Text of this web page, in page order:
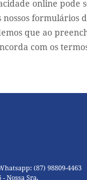
online pode
formulários
que ao
com os
(87) 98809-4463
Nossa Sra.